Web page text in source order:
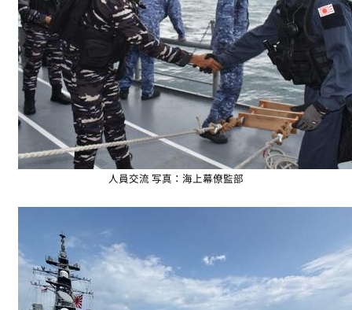
人員交流 写真：海上幕僚監部